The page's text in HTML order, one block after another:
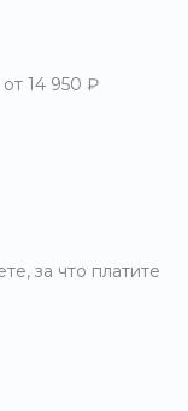
от 14 950 ₽
за что платите